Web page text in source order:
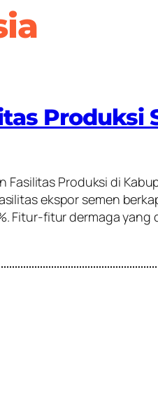
Produksi
Produksi di
ekspor semen
Fitur-fitur dermaga